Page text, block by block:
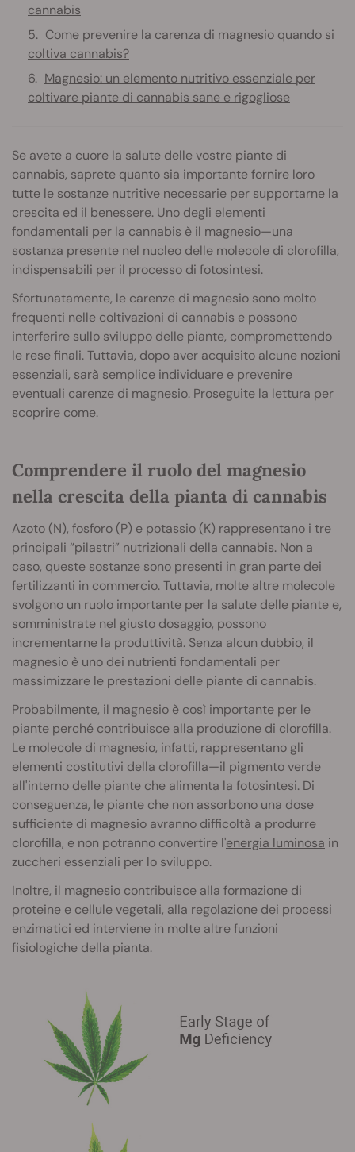
cannabis
Come prevenire la carenza di magnesio quando si
coltiva cannabis?
Magnesio: un elemento nutritivo essenziale per
coltivare piante di cannabis sane e rigogliose
Se avete a cuore la salute delle vostre piante di
cannabis, saprete quanto sia importante fornire loro
tutte le sostanze nutritive necessarie per supportarne la
crescita ed il benessere. Uno degli elementi
fondamentali per la cannabis è il magnesio—una
sostanza presente nel nucleo delle molecole di clorofilla,
indispensabili per il processo di fotosintesi.
Sfortunatamente, le carenze di magnesio sono molto
frequenti nelle coltivazioni di cannabis e possono
interferire sullo sviluppo delle piante, compromettendo
le rese finali. Tuttavia, dopo aver acquisito alcune nozioni
essenziali, sarà semplice individuare e prevenire
eventuali carenze di magnesio. Proseguite la lettura per
scoprire come.
Comprendere il ruolo del magnesio
nella crescita della pianta di cannabis
Azoto (N), fosforo (P) e potassio (K) rappresentano i tre
principali “pilastri” nutrizionali della cannabis. Non a
caso, queste sostanze sono presenti in gran parte dei
fertilizzanti in commercio. Tuttavia, molte altre molecole
svolgono un ruolo importante per la salute delle piante e,
somministrate nel giusto dosaggio, possono
incrementarne la produttività. Senza alcun dubbio, il
magnesio è uno dei nutrienti fondamentali per
massimizzare le prestazioni delle piante di cannabis.
Probabilmente, il magnesio è così importante per le
piante perché contribuisce alla produzione di clorofilla.
Le molecole di magnesio, infatti, rappresentano gli
elementi costitutivi della clorofilla—il pigmento verde
all'interno delle piante che alimenta la fotosintesi. Di
conseguenza, le piante che non assorbono una dose
sufficiente di magnesio avranno difficoltà a produrre
clorofilla, e non potranno convertire l'energia luminosa in
zuccheri essenziali per lo sviluppo.
Inoltre, il magnesio contribuisce alla formazione di
proteine e cellule vegetali, alla regolazione dei processi
enzimatici ed interviene in molte altre funzioni
fisiologiche della pianta.